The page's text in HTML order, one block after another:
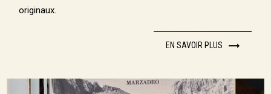
originaux.
EN SAVOIR PLUS